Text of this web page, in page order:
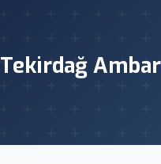
Tekirdağ